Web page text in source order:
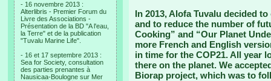
- 16 novembre 2013 :
Alterlibris - Premier Forum du
Livre des Associations -
Présentation de la BD "A l'eau,
la Terre" et de la publication
"Tuvalu Marine Life".
- 16 et 17 septembre 2013 :
Sea for Society, consultation
des parties prenantes à
Nausicaa-Boulogne sur Mer
In 2013, Alofa Tuvalu decided
and to reduce the number of
Cooking” and “Our Planet
more French and English
in time for the COP21. All year
there on the planet. We
Biorap project, which was to